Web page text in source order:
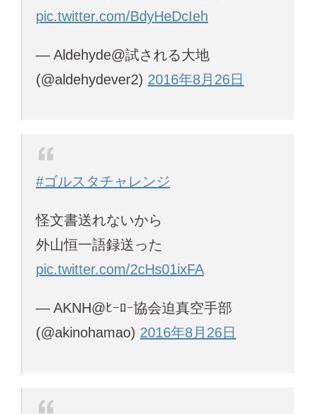
pic.twitter.com/BdyHeDcIeh
— Aldehyde@試される大地
(@aldehydever2) 2016年8月26日
#ゴルスタチャレンジ
怪文書送れないから
外山恒一語録送った
pic.twitter.com/2cHs01ixFA
— AKNH@ﾋｰﾛｰ協会迫真空手部
(@akinohamao) 2016年8月26日